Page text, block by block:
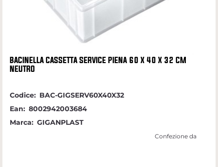
BACINELLA CASSETTA SERVICE PIENA 60 X 40 X 32 CM
NEUTRO
Codice: BAC-GIGSERV60X40X32
Ean: 8002942003684
Marca: GIGANPLAST
Confezione da